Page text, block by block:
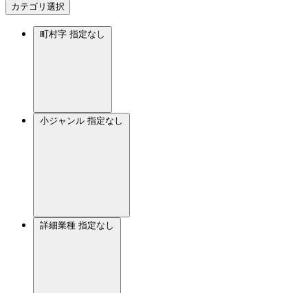
カテゴリ選択
町村字 指定なし
小ジャンル 指定なし
詳細業種 指定なし